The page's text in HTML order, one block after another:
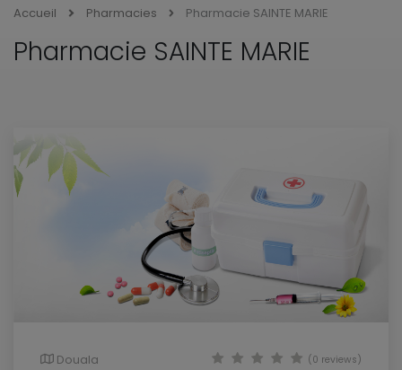
Accueil Pharmacies Pharmacie SAINTE MARIE
Pharmacie SAINTE MARIE
Douala (0 reviews)